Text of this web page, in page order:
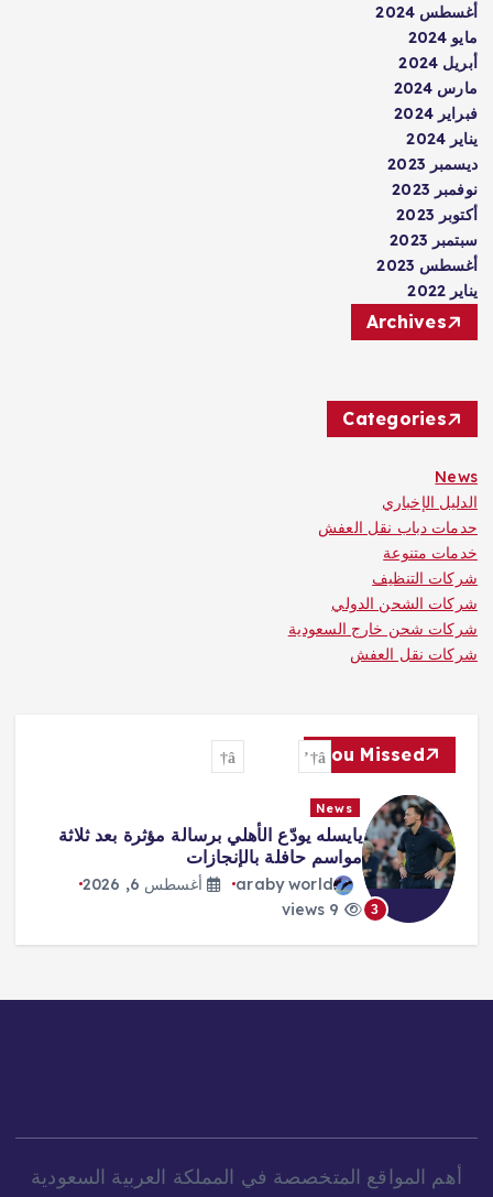
أغسطس 2024
مايو 2024
أبريل 2024
مارس 2024
فبراير 2024
يناير 2024
ديسمبر 2023
نوفمبر 2023
أكتوبر 2023
سبتمبر 2023
أغسطس 2023
يناير 2022
Archives
Categories
News
الدليل الإخباري
حدمات دباب نقل العفش
خدمات متنوعة
شركات التنظيف
شركات الشحن الدولي
شركات شحن خارج السعودية
شركات نقل العفش
You Missed
News
«صفقة القرن» و«الملك المصري»…
هكذا احتفت الصحافة التركية بانتقال
محمد صلاح
araby world